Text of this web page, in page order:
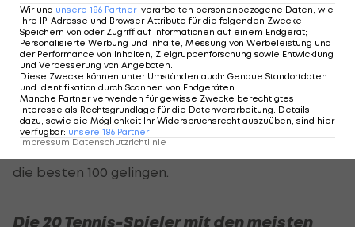
einem sehr guten Weg", wird er von der "Krone"
zitiert.
Österreichs Nummer eins ist optimistisch: "Wenn
ich dran bleibe, kann ich relativ schnell wieder
dort hinkommen, wo ich vorher war." Anfang 2024
gelang dem Steirer der Sprung in die Top 40 der
Weltrangliste, nun soll zunächst der Einzug unter
die besten 100 gelingen.
Die 20 Tennis-Spieler mit den meisten
Wir und unsere 186 Partner verarbeiten personenbezogene Daten, wie
Ihre IP-Adresse und Browser-Attribute für die folgenden Zwecke:
Speichern von oder Zugriff auf Informationen auf einem Endgerät;
Personalisierte Werbung und Inhalte, Messung von Werbeleistung und
der Performance von Inhalten, Zielgruppenforschung sowie Entwicklung
und Verbesserung von Angeboten.
Diese Zwecke können unter Umständen auch: Genaue Standortdaten
und Identifikation durch Scannen von Endgeräten.
Manche Partner verwenden für gewisse Zwecke berechtigtes
Interesse als Rechtsgrundlage für die Datenverarbeitung. Details
dazu, sowie die Möglichkeit Ihr Widerspruchsrecht auszuüben, sind hier
verfügbar: unsere 186 Partner
Impressum Datenschutzrichtlinie